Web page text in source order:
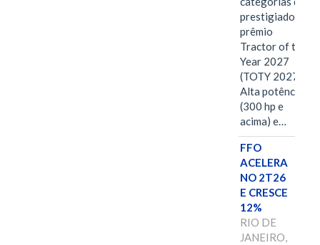
prestigiado
prêmio
Tractor of the
Year 2027
(TOTY 2027:
Alta potência
(300 hp e
acima) e…
FFO
ACELERA
NO 2T26
E CRESCE
12%
RIO DE
JANEIRO,